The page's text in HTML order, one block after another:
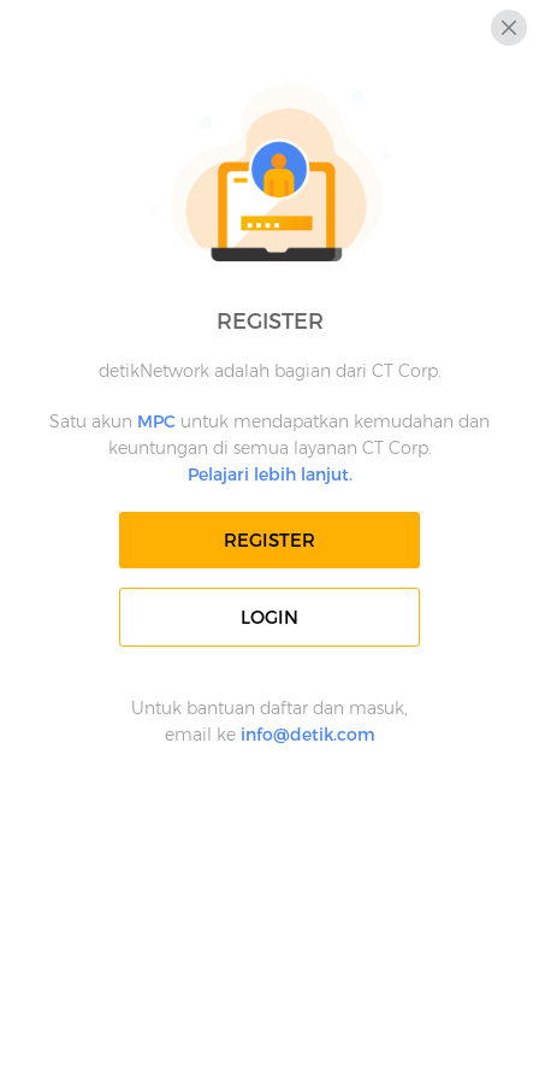
REGISTER
detikNetwork adalah bagian dari CT Corp.
Satu akun MPC untuk mendapatkan kemudahan dan
keuntungan di semua layanan CT Corp.
Pelajari lebih lanjut.
REGISTER
LOGIN
Untuk bantuan daftar dan masuk,
email ke info@detik.com